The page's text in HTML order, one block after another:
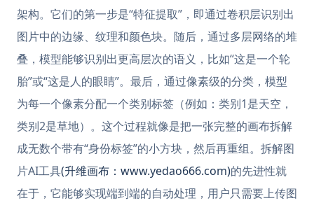
架构。它们的第一步是“特征提取”，即通过卷积层识别出
图片中的边缘、纹理和颜色块。随后，通过多层网络的堆
叠，模型能够识别出更高层次的语义，比如“这是一个轮
胎”或“这是人的眼睛”。最后，通过像素级的分类，模型
为每一个像素分配一个类别标签（例如：类别1是天空，
类别2是草地）。这个过程就像是把一张完整的画布拆解
成无数个带有“身份标签”的小方块，然后再重组。拆解图
片AI工具(升维画布：www.yedao666.com)的先进性就
在于，它能够实现端到端的自动处理，用户只需要上传图